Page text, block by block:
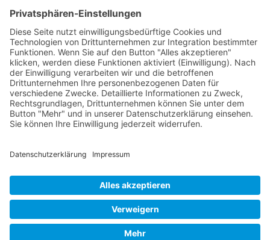
Vermietung (alles)
Hebetechnik
Sägen, Trennen
Bagger
Oberflächenbearbeitung
Heizen, Kühlen, Luft
Reinigung
Strom
Verdichtung
© Baumaschinen Schmittinger GmbH Raiffeisenstr. 14 . 73257 Köngen . Tel.:
070249706-0